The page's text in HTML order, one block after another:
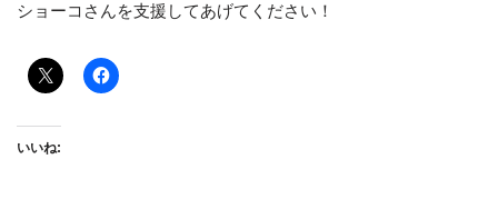
ショーコさんを支援してあげてください！
いいね: